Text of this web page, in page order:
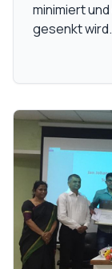
minimiert
gesenkt wird.